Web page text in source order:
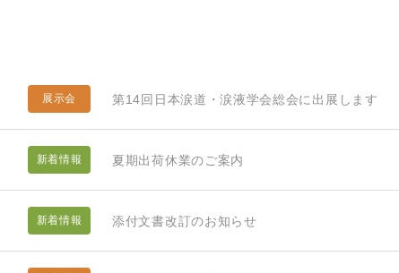
展示会 第14回日本涙道・涙液学会総会に出展します
新着情報 夏期出荷休業のご案内
新着情報 添付文書改訂のお知らせ